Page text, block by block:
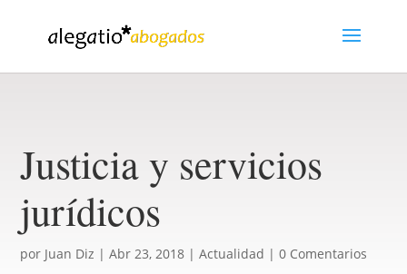
Justicia y servicios
jurídicos
por Juan Diz |Abr 23, 2018 |Actualidad |0 Comentarios